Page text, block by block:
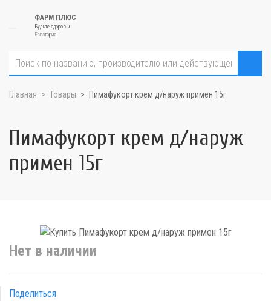
ФАРМ ПЛЮС
Будьте здоровы!
Евпатория
Главная Товары Пимафукорт крем д/наруж примен 15г
Пимафукорт крем д/наруж
примен 15г
Нет в наличии
Поделиться